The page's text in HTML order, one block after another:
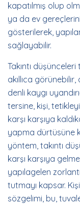
kapatılmış olup
ya da ev
gösterilerek,
sağlayabilir.
Takıntı
akıllıca
denli kaygı
tersine, kişi,
karşı karşıya
yapma dürtüsüne
yöntem, takıntı
karşı karşıya
yapılagelen
tutmayı kapsar.
sözgelimi, bu,